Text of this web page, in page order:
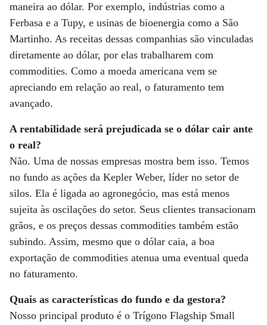
maneira ao dólar. Por exemplo, indústrias como a
Ferbasa e a Tupy, e usinas de bioenergia como a São
Martinho. As receitas dessas companhias são vinculadas
diretamente ao dólar, por elas trabalharem com
commodities. Como a moeda americana vem se
apreciando em relação ao real, o faturamento tem
avançado.
A rentabilidade será prejudicada se o dólar cair ante
o real?
Não. Uma de nossas empresas mostra bem isso. Temos
no fundo as ações da Kepler Weber, líder no setor de
silos. Ela é ligada ao agronegócio, mas está menos
sujeita às oscilações do setor. Seus clientes transacionam
grãos, e os preços dessas commodities também estão
subindo. Assim, mesmo que o dólar caia, a boa
exportação de commodities atenua uma eventual queda
no faturamento.
Quais as características do fundo e da gestora?
Nosso principal produto é o Trígono Flagship Small